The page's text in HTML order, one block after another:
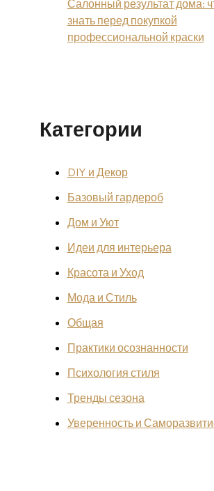
Салонный результат дома:
знать перед покупкой
профессиональной краски
Категории
DIY и Декор
Базовый гардероб
Дом и Уют
Идеи для интерьера
Красота и Уход
Мода и Стиль
Общая
Практики осознанности
Психология стиля
Тренды сезона
Уверенность и